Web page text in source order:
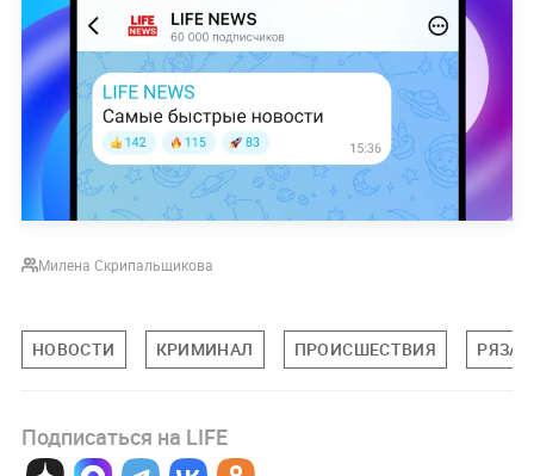
Милена Скрипальщикова
НОВОСТИ КРИМИНАЛ ПРОИСШЕСТВИЯ
Подписаться на LIFE